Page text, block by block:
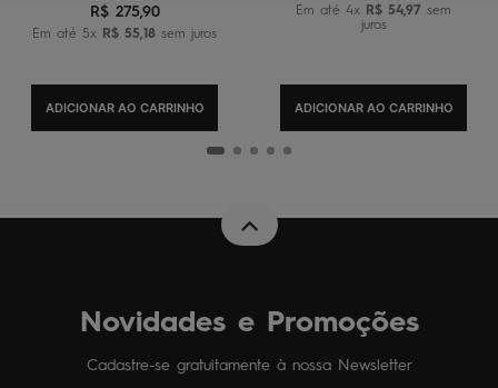
R$ 275,90
Em até 5x R$ 55 18 sem juros
ADICIONAR AO CARRINHO
Em até 4x R$ 5497 sem
juros
ADICIONAR AO CARRINHO
Novidades e Promoções
Cadastre-se gratuitamente à nossa Newsletter